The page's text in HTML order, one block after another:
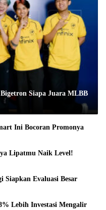
Siapa Juara MLBB
Ini Bocoran Promonya
Lipatmu Naik Level!
Evaluasi Besar
Lebih Investasi Mengalir